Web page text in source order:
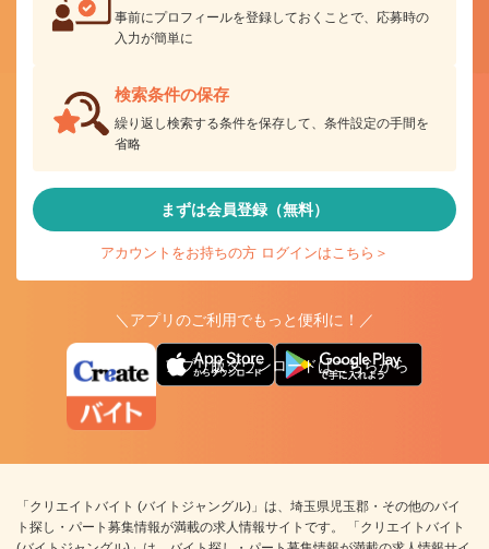
事前にプロフィールを登録しておくことで、応募時の
入力が簡単に
検索条件の保存
繰り返し検索する条件を保存して、条件設定の手間を
省略
まずは会員登録（無料）
アカウントをお持ちの方 ログインはこちら＞
＼アプリのご利用でもっと便利に！／
アプリ版ダウンロードはこちらから
「クリエイトバイト (バイトジャングル)」は、埼玉県児玉郡・その他のバイ
ト探し・パート募集情報が満載の求人情報サイトです。 「クリエイトバイト